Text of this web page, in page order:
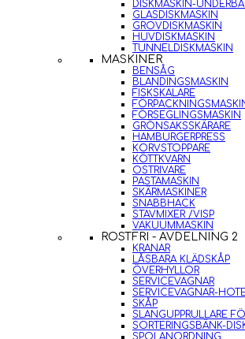
DISKMASKIN-
GLASDISKMASKIN
GROVDISKMASKIN
HUVDISKMASKIN
TUNNELDISKMASKIN
MASKINER
BENSÅG
BLANDINGSMASKIN
FISKSKALARE
FÖRSEGLINGSMASKIN
GRÖNSAKSSKÄRARE
HAMBURGERPRESS
KORVSTOPPARE
KÖTTKVARN
OSTRIVARE
PASTAMASKIN
SKÄRMASKINER
SNABBHACK
STAVMIXER /VISP
VAKUUMMASKIN
ROSTFRI - AVDELNING 2
KRANAR
LÅSBARA KLÄDSKÅP
ÖVERHYLLOR
SERVICEVAGNAR
SERVICEVAGNAR-
SKÅP
SLANGUPPRULLARE
SORTERINGSBÄNK-
SPOLANORDNING